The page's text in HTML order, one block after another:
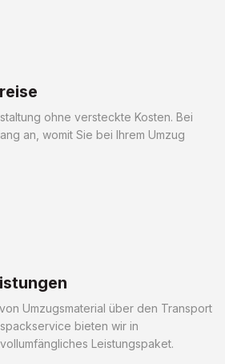
ohne versteckte Kosten. Bei
an, womit Sie bei Ihrem Umzug
Umzugsmaterial über den Transport
bieten wir in
Leistungspaket.